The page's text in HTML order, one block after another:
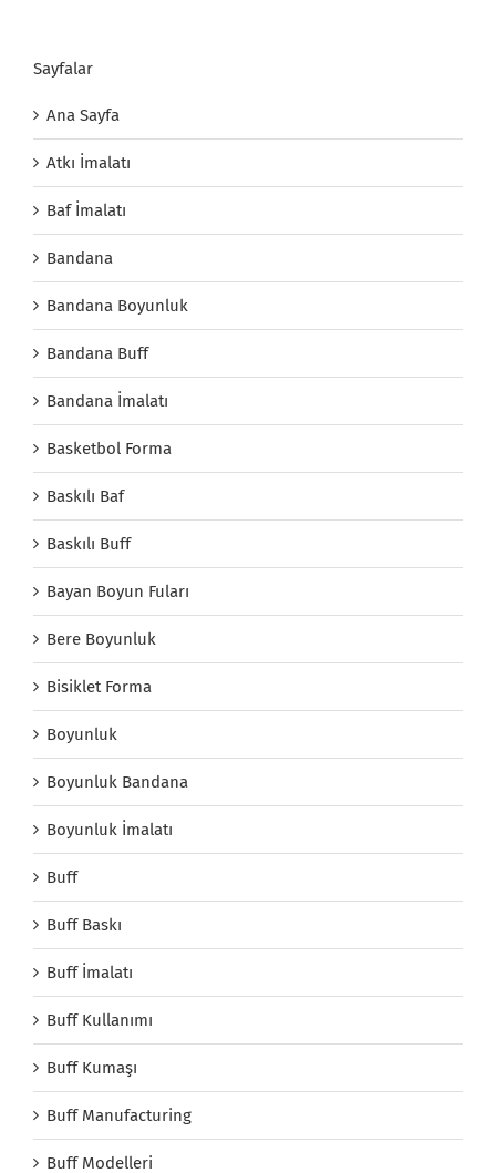
Sayfalar
Ana Sayfa
Atkı İmalatı
Baf İmalatı
Bandana
Bandana Boyunluk
Bandana Buff
Bandana İmalatı
Basketbol Forma
Baskılı Baf
Baskılı Buff
Bayan Boyun Fuları
Bere Boyunluk
Bisiklet Forma
Boyunluk
Boyunluk Bandana
Boyunluk İmalatı
Buff
Buff Baskı
Buff İmalatı
Buff Kullanımı
Buff Kumaşı
Buff Manufacturing
Buff Modelleri